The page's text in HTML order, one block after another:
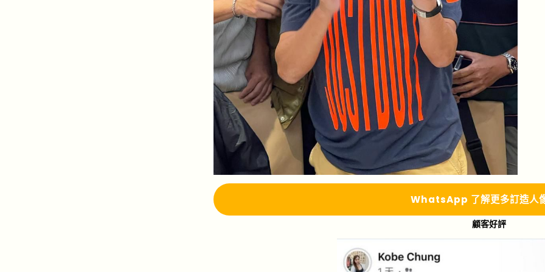
WhatsApp 了解更多訂造人
顧客好評